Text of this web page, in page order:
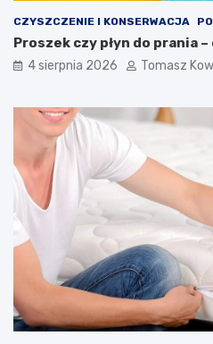
CZYSZCZENIE I KONSERWACJA
Proszek czy płyn do prania
4 sierpnia 2026 Tomasz